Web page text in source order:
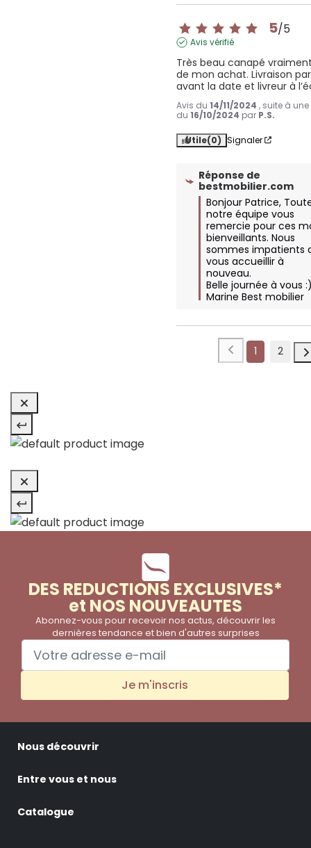
5/5
Avis vérifié
Très beau canapé
de mon achat. Livraison
avant la date et livreur à
Avis du14/11/2024 , suite à
du16/10/2024 par P.S.
Utile(0) Signaler
Réponse de
bestmobilier.com
Bonjour Patrice,
notre équipe vous
remercie pour ces
bienveillants. Nous
sommes impatients
vous accueillir à
nouveau.
Belle journée à vous
Marine Best mobilier
1 2
DES REDUCTIONS EXCLUSIVES*
et NOS NOUVEAUTES
Abonnez-vous pour recevoir nos actus, découvrir les
dernières tendance et bien d'autres surprises
Je m'inscris
Nous découvrir
Entre vous et nous
Catalogue